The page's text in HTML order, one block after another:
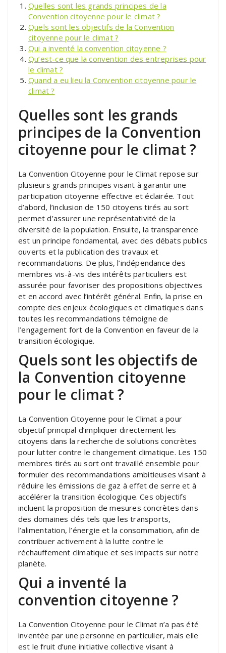
Quelles sont les grands principes de la
Convention citoyenne pour le climat ?
Quels sont les objectifs de la Convention
citoyenne pour le climat ?
Qui a inventé la convention citoyenne ?
Qu’est-ce que la convention des entreprises pour
le climat ?
Quand a eu lieu la Convention citoyenne pour le
climat ?
Quelles sont les grands
principes de la Convention
citoyenne pour le climat ?
La Convention Citoyenne pour le Climat repose sur
plusieurs grands principes visant à garantir une
participation citoyenne effective et éclairée. Tout
d’abord, l’inclusion de 150 citoyens tirés au sort
permet d’assurer une représentativité de la
diversité de la population. Ensuite, la transparence
est un principe fondamental, avec des débats publics
ouverts et la publication des travaux et
recommandations. De plus, l’indépendance des
membres vis-à-vis des intérêts particuliers est
assurée pour favoriser des propositions objectives
et en accord avec l’intérêt général. Enfin, la prise en
compte des enjeux écologiques et climatiques dans
toutes les recommandations témoigne de
l’engagement fort de la Convention en faveur de la
transition écologique.
Quels sont les objectifs de
la Convention citoyenne
pour le climat ?
La Convention Citoyenne pour le Climat a pour
objectif principal d’impliquer directement les
citoyens dans la recherche de solutions concrètes
pour lutter contre le changement climatique. Les 150
membres tirés au sort ont travaillé ensemble pour
formuler des recommandations ambitieuses visant à
réduire les émissions de gaz à effet de serre et à
accélérer la transition écologique. Ces objectifs
incluent la proposition de mesures concrètes dans
des domaines clés tels que les transports,
l’alimentation, l’énergie et la consommation, afin de
contribuer activement à la lutte contre le
réchauffement climatique et ses impacts sur notre
planète.
Qui a inventé la
convention citoyenne ?
La Convention Citoyenne pour le Climat n’a pas été
inventée par une personne en particulier, mais elle
est le fruit d’une initiative collective visant à